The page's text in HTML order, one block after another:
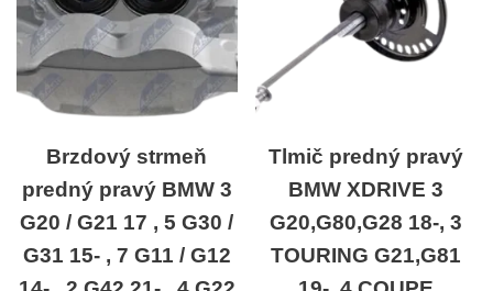
Brzdový strmeň
predný pravý BMW 3
G20 / G21 17 , 5 G30 /
G31 15- , 7 G11 / G12
Tlmič predný pravý
BMW XDRIVE 3
G20,G80,G28 18-, 3
TOURING G21,G81